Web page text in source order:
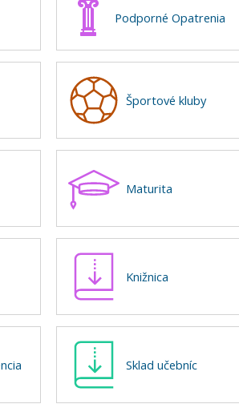
Podporné Opatrenia
Športové kluby
Maturita
Knižnica
Sklad učebníc